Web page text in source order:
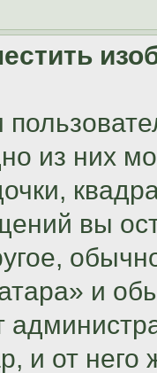
из них
вы
и
и от него